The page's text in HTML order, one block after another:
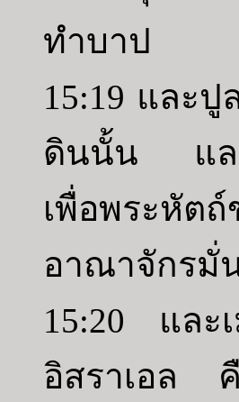
ทำบาป
15:19 และ
ดินนั้น และ
เพื่อพระหัต
อาณาจักรมั่
15:20 และ
อิสราเอล